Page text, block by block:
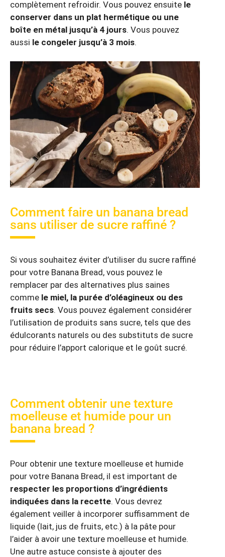
complètement refroidir. Vous pouvez ensuite le
conserver dans un plat hermétique ou une
boîte en métal jusqu’à 4 jours. Vous pouvez
aussi le congeler jusqu’à 3 mois.
Comment faire un banana bread
sans utiliser de sucre raffiné ?
Si vous souhaitez éviter d’utiliser du sucre raffiné
pour votre Banana Bread, vous pouvez le
remplacer par des alternatives plus saines
comme le miel, la purée d’oléagineux ou des
fruits secs. Vous pouvez également considérer
l’utilisation de produits sans sucre, tels que des
édulcorants naturels ou des substituts de sucre
pour réduire l’apport calorique et le goût sucré.
Comment obtenir une texture
moelleuse et humide pour un
banana bread ?
Pour obtenir une texture moelleuse et humide
pour votre Banana Bread, il est important de
respecter les proportions d’ingrédients
indiquées dans la recette. Vous devrez
également veiller à incorporer suffisamment de
liquide (lait, jus de fruits, etc.) à la pâte pour
l’aider à avoir une texture moelleuse et humide.
Une autre astuce consiste à ajouter des